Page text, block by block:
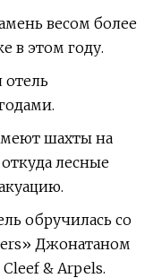
весом более
в этом году.
отель
шахты на
лесные
обручилась со
Джонатаном
& Arpels.